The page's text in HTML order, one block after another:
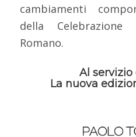
cambiamenti
della
Romano.
Al
La nuova